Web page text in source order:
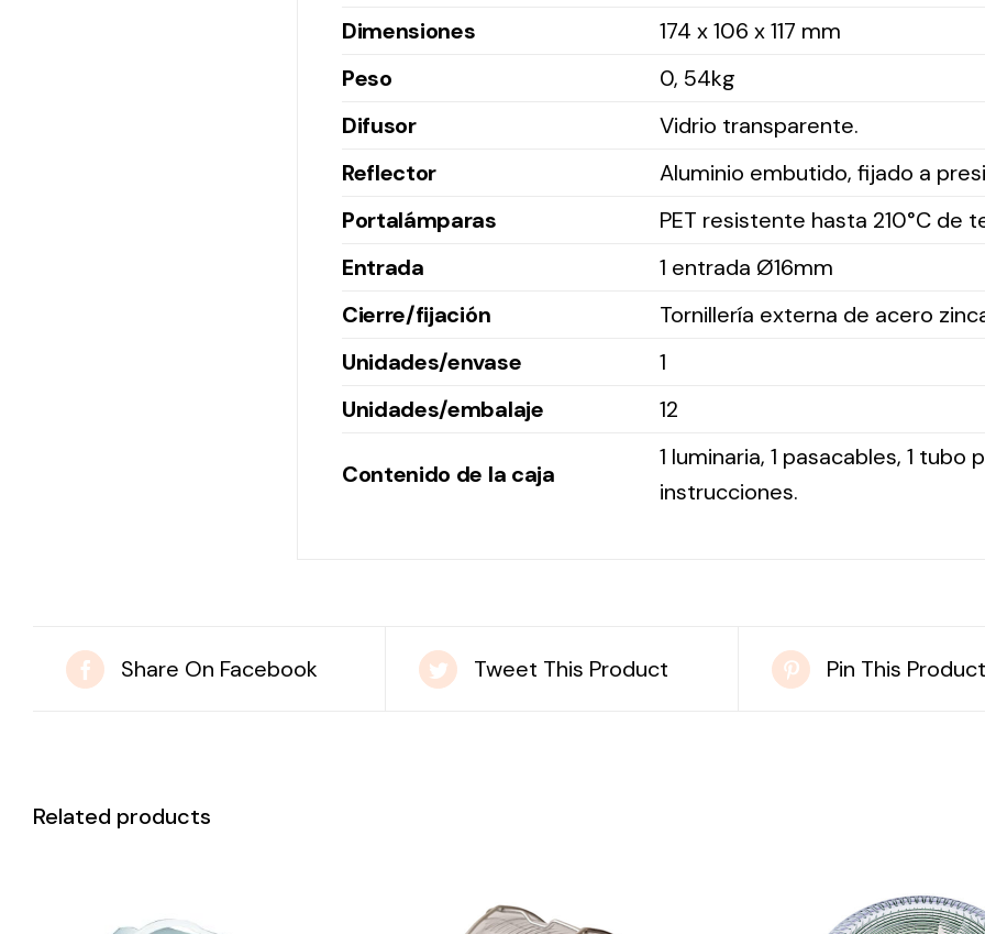
Dimensiones
174 x 106 x 117 mm
Peso
0, 54kg
Difusor
Vidrio transparente.
Reflector
Aluminio embutido, fijado a
Portalámparas
PET resistente hasta 210°C de
Entrada
1 entrada Ø16mm
Cierre/fijación
Tornillería externa de acero
Unidades/envase
1
Unidades/embalaje
12
Contenido de la caja
1 luminaria, 1 pasacables, 1
instrucciones.
Share On Facebook Tweet This Product Pin This Product
Related products